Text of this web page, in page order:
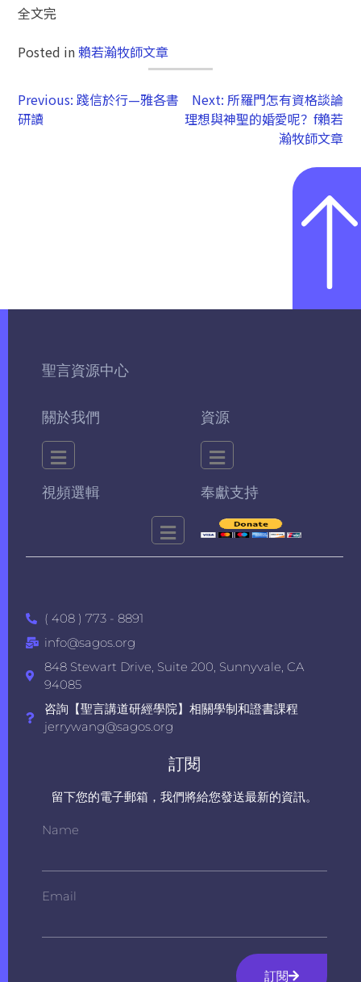
全文完
Posted in 賴若瀚牧師文章
Previous: 踐信於行—雅各書
研讀
Next: 所羅門怎有資格談論
理想與神聖的婚愛呢？f賴若
瀚牧師文章
聖言資源中心
關於我們 資源
視頻選輯 奉獻支持
( 408 ) 773 - 8891
info@sagos.org
848 Stewart Drive, Suite 200, Sunnyvale, CA
94085
咨詢【聖言講道研經學院】相關學制和證書課程
jerrywang@sagos.org
訂閱
留下您的電子郵箱，我們將給您發送最新的資訊。
Name
Email
訂閱